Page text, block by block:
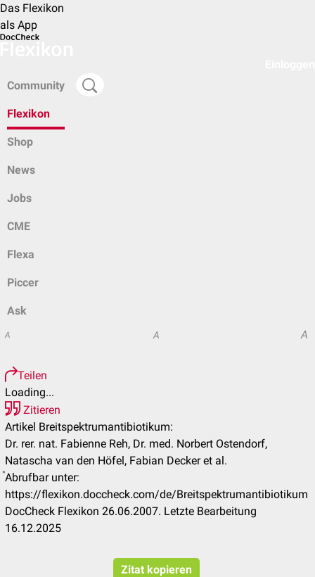
Das Flexikon
als App
Community
Flexikon
Shop
News
Jobs
CME
Flexa
Piccer
Ask
A A A
Teilen
Loading...
Zitieren
Artikel Breitspektrumantibiotikum:
Dr. rer. nat. Fabienne Reh, Dr. med. Norbert Ostendorf,
Natascha van den Höfel, Fabian Decker et al.
Abrufbar unter:
https://flexikon.doccheck.com/de/Breitspektrumantibiotikum
DocCheck Flexikon 26.06.2007. Letzte Bearbeitung
16.12.2025
Zitat kopieren